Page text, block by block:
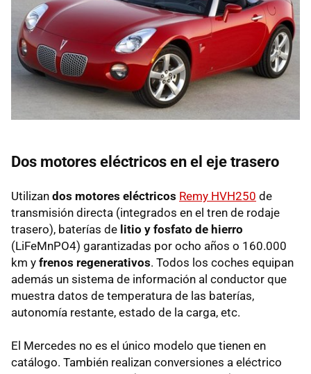
Dos motores eléctricos en el eje trasero
Utilizan dos motores eléctricos Remy HVH250 de
transmisión directa (integrados en el tren de rodaje
trasero), baterías de litio y fosfato de hierro
(LiFeMnPO4) garantizadas por ocho años o 160.000
km y frenos regenerativos. Todos los coches equipan
además un sistema de información al conductor que
muestra datos de temperatura de las baterías,
autonomía restante, estado de la carga, etc.
El Mercedes no es el único modelo que tienen en
catálogo. También realizan conversiones a eléctrico